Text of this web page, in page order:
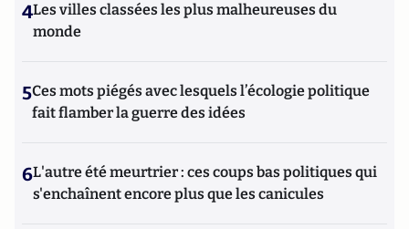
4Les villes classées les plus malheureuses du
monde
5Ces mots piégés avec lesquels l’écologie politique
fait flamber la guerre des idées
6L'autre été meurtrier : ces coups bas politiques qui
s'enchaînent encore plus que les canicules